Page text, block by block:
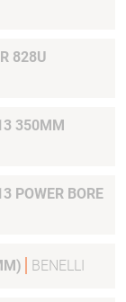
828U
350MM
POWER BORE
BENELLI